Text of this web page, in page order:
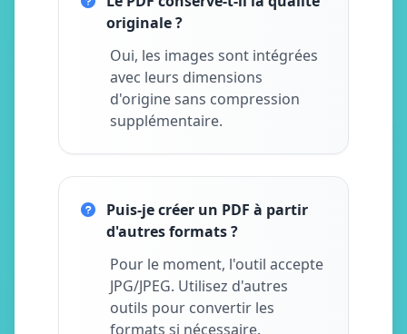
originale ?
Oui, les images sont intégrées
avec leurs dimensions
d'origine sans compression
supplémentaire.
Puis-je créer un PDF à partir
d'autres formats ?
Pour le moment, l'outil accepte
JPG/JPEG. Utilisez d'autres
outils pour convertir les
formats si nécessaire.